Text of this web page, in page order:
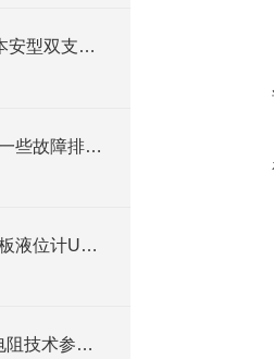
WRE2-240A隔爆型本安型双支热电偶使用说明
涡轮流量计常用中的一些故障排查与说明情况
正确维护和保养磁翻板液位计UQC的具体方法和步骤
WZP2-278S铠装铂电阻技术参数介绍